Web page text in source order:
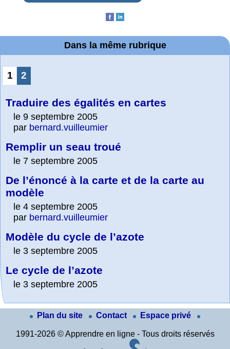
Dans la même rubrique
1 2
Traduire des égalités en cartes
le 9 septembre 2005
par bernard.vuilleumier
Remplir un seau troué
le 7 septembre 2005
De l’énoncé à la carte et de la carte au
modèle
le 4 septembre 2005
par bernard.vuilleumier
Modèle du cycle de l’azote
le 3 septembre 2005
Le cycle de l’azote
le 3 septembre 2005
Plan du site Contact Espace privé
1991-2026 © Apprendre en ligne - Tous droits réservés